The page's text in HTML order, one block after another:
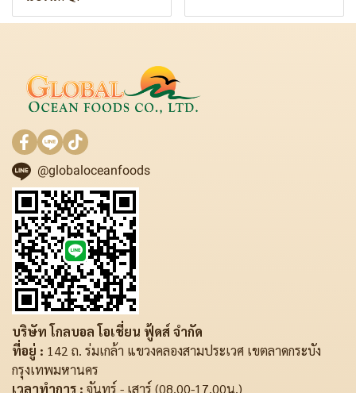
@globaloceanfoods
บริษัท โกลบอล โอเชี่ยน ฟู้ดส์ จำกัด
ที่อยู่ : 142 ถ. ร่มเกล้า แขวงคลองสามประเวศ เขตลาดกระบัง
กรุงเทพมหานคร
เวลาทำการ : จันทร์ - เสาร์ (08.00-17.00น.)